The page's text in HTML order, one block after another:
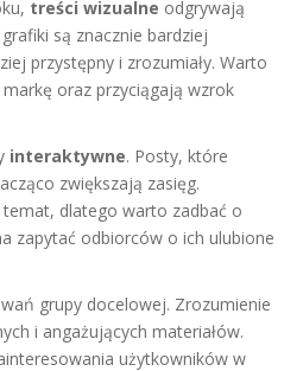
treści wizualne odgrywają
są znacznie bardziej
przystępny i zrozumiały. Warto
oraz przyciągają wzrok
interaktywne. Posty, które
zwiększają zasięg.
dlatego warto zadbać o
zapytać odbiorców o ich ulubione
grupy docelowej. Zrozumienie
i angażujących materiałów.
użytkowników w